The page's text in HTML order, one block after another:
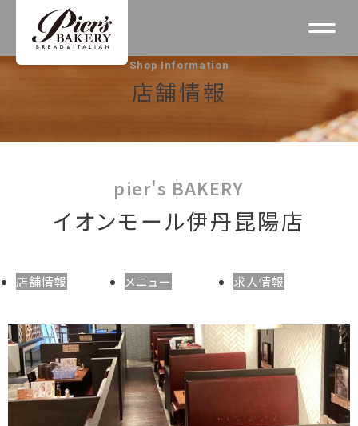
Shop Information
店舗情報
pier's BAKERY
イオンモール伊丹昆陽店
店舗情報 メニュー 求人情報